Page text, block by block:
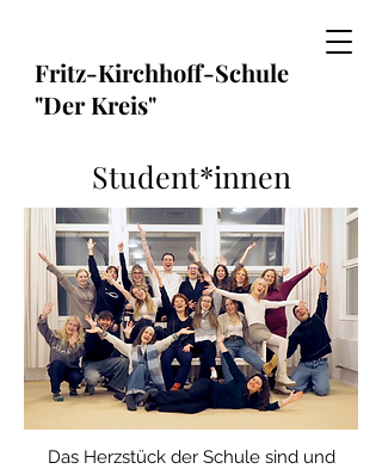
Fritz-Kirchhoff-Schule
"Der Kreis"
Student*innen
Das Herzstück der Schule sind und